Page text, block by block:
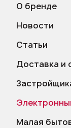
О бренде
Новости
Статьи
Доставка и
Малая